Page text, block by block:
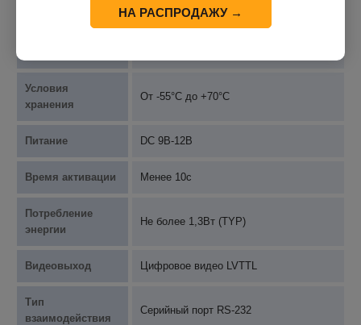
Условия
хранения
От -55°С до +70°С
Питание DC 9В-12В
Время активации Менее 10с
Потребление
энергии
Не более 1,3Вт (TYP)
Видеовыход Цифровое видео LVTTL
Тип
взаимодействия
Серийный порт RS-232
НА РАСПРОДАЖУ →